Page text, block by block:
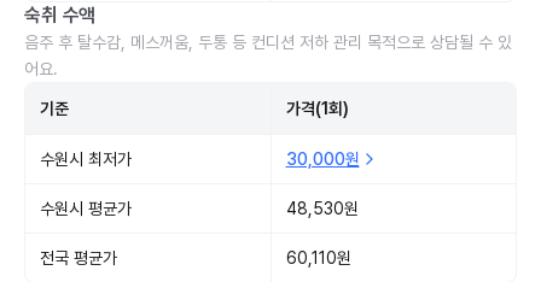
숙취 수액
음주 후 탈수감, 메스꺼움, 두통 등 컨디션 저하 관리 목적으로 상담될 수 있
어요.
기준 가격(1회)
수원시 최저가 30,000원
수원시 평균가 48,530원
전국 평균가 60,110원